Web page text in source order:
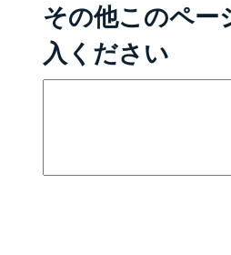
その他このペー
入ください